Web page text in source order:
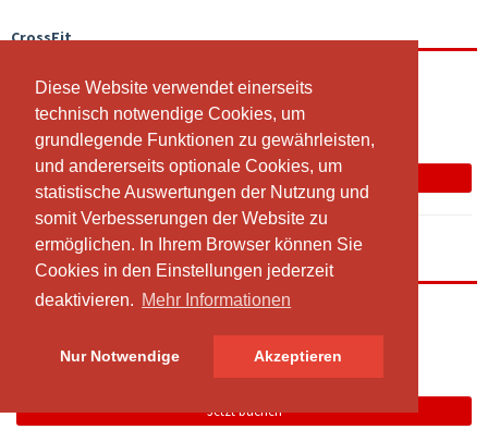
Diese Website verwendet einerseits
technisch notwendige Cookies, um
grundlegende Funktionen zu gewährleisten,
und andererseits optionale Cookies, um
statistische Auswertungen der Nutzung und
somit Verbesserungen der Website zu
ermöglichen. In Ihrem Browser können Sie
Cookies in den Einstellungen jederzeit
deaktivieren. Mehr Informationen
Nur Notwendige Akzeptieren
Diese Website verwendet einerseits
technisch notwendige Cookies, um
grundlegende Funktionen zu gewährleisten,
und andererseits optionale Cookies, um
statistische Auswertungen der Nutzung und
somit Verbesserungen der Website zu
ermöglichen. In Ihrem Browser können Sie
Cookies in den Einstellungen jederzeit
deaktivieren. Mehr Informationen
Nur Notwendige Akzeptieren
CrossFit
CrossRaum
Team
Jetzt buchen
Open Gym
19:00 - 20:00
Jetzt buchen